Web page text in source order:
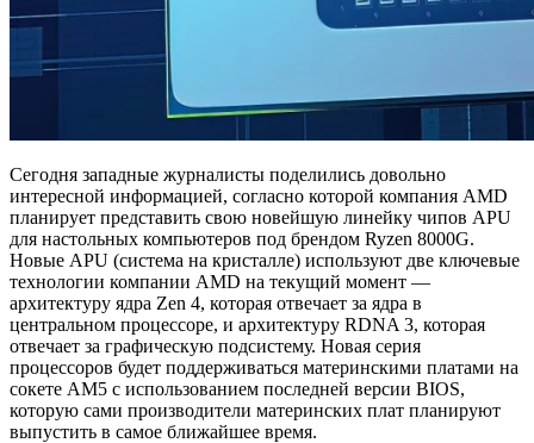
Сегодня западные журналисты поделились довольно
интересной информацией, согласно которой компания AMD
планирует представить свою новейшую линейку чипов APU
для настольных компьютеров под брендом Ryzen 8000G.
Новые APU (система на кристалле) используют две ключевые
технологии компании AMD на текущий момент —
архитектуру ядра Zen 4, которая отвечает за ядра в
центральном процессоре, и архитектуру RDNA 3, которая
отвечает за графическую подсистему. Новая серия
процессоров будет поддерживаться материнскими платами на
сокете AM5 с использованием последней версии BIOS,
которую сами производители материнских плат планируют
выпустить в самое ближайшее время.